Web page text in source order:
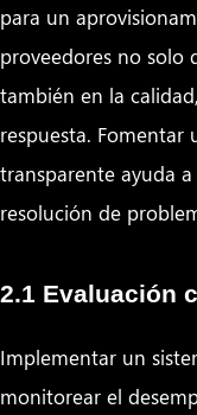
para un
proveedores no solo
también en la
respuesta. Fomentar
transparente ayuda
resolución de
2.1 Evaluación
Implementar un
monitorear el